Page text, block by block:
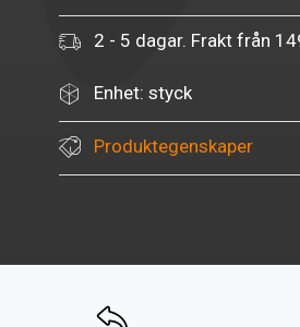
2 - 5 dagar. Frakt från
Enhet: styck
Produktegenskaper